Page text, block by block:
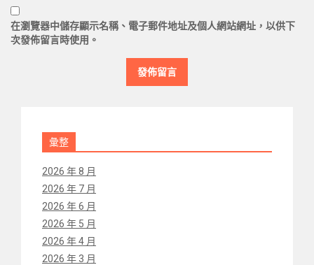
在瀏覽器中儲存顯示名稱、電子郵件地址及個人網站網址，以供下
次發佈留言時使用。
彙整
2026 年 8 月
2026 年 7 月
2026 年 6 月
2026 年 5 月
2026 年 4 月
2026 年 3 月